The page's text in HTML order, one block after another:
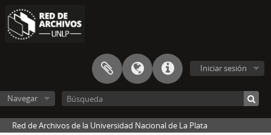
Iniciar sesión
Navegar
Red de Archivos de la Universidad Nacional de La Plata